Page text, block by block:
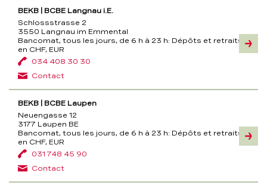
BEKB | BCBE Langnau i.E.
Schlossstrasse 2
3550 Langnau im Emmental
Bancomat, tous les jours, de 6 h à 23 h: Dépôts et retraits
en CHF, EUR
034 408 30 30
Contact
BEKB | BCBE Laupen
Neuengasse 12
3177 Laupen BE
Bancomat, tous les jours, de 6 h à 23 h: Dépôts et retraits
en CHF, EUR
031 748 45 90
Contact